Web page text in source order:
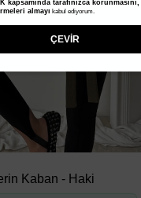
Kaban - Haki
kapsamında tarafınızca
almayı kabul ediyorum.
ÇEVİR